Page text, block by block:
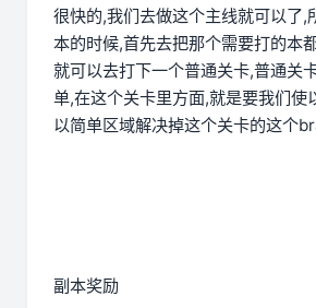
很快的,我们去做这个主线就可以了,
本的时候,首先去把那个需要打的本
就可以去打下一个普通关卡,普通关
单,在这个关卡里方面,就是要我们使
以简单区域解决掉这个关卡的这个
副本奖励